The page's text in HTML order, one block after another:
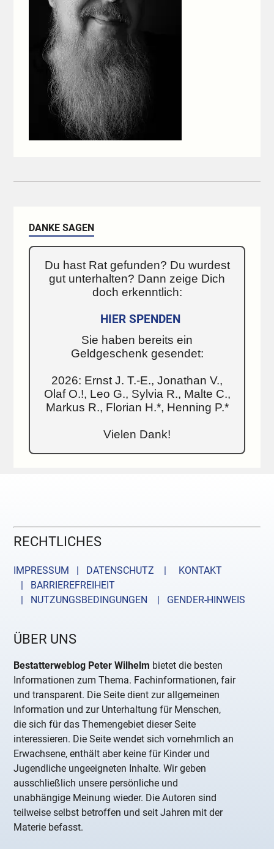
DANKE SAGEN
Du hast Rat gefunden? Du wurdest
gut unterhalten? Dann zeige Dich
doch erkenntlich:
HIER SPENDEN
Sie haben bereits ein
Geldgeschenk gesendet:
2026: Ernst J. T.-E., Jonathan V.,
Olaf O.!, Leo G., Sylvia R., Malte C.,
Markus R., Florian H.*, Henning P.*
Vielen Dank!
RECHTLICHES
IMPRESSUM | DATENSCHUTZ |
KONTAKT
| BARRIEREFREIHEIT
| NUTZUNGSBEDINGUNGEN
| GENDER-HINWEIS
ÜBER UNS
Bestatterweblog Peter Wilhelm bietet die besten
Informationen zum Thema. Fachinformationen, fair
und transparent. Die Seite dient zur allgemeinen
Information und zur Unterhaltung für Menschen,
die sich für das Themengebiet dieser Seite
interessieren. Die Seite wendet sich vornehmlich an
Erwachsene, enthält aber keine für Kinder und
Jugendliche ungeeigneten Inhalte. Wir geben
ausschließlich unsere persönliche und
unabhängige Meinung wieder. Die Autoren sind
teilweise selbst betroffen und seit Jahren mit der
Materie befasst.